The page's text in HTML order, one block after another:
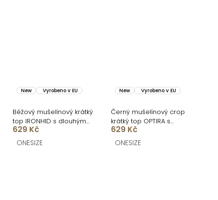
New Vyrobeno v EU
Béžový mušelínový krátký
top IRONHID s dlouhým
rukávem
629 Kč
ONESIZE
New Vyrobeno v EU
Černý mušelínový crop
krátký top OPTIRA s
dlouhým rukávem
629 Kč
ONESIZE